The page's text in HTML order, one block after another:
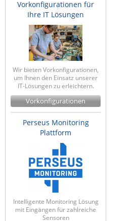
News zu unseren Herstellern
Vorkonfigurationen für
Ihre IT Lösungen
Wir bieten Vorkonfigurationen,
um Ihnen den Einsatz unserer
IT-Lösungen zu erleichtern.
Vorkonfigurationen
Perseus Monitoring
Plattform
Intelligente Monitoring Lösung
mit Eingängen für zahlreiche
Sensoren